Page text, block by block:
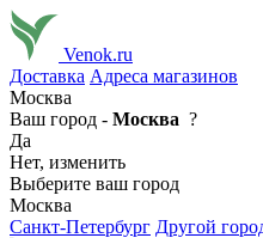
Venok.ru
Доставка Адреса магазинов
Москва
Ваш город - Москва ?
Да
Нет, изменить
Выберите ваш город
Москва
Санкт-Петербург Другой